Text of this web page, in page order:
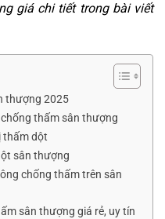
giá chi tiết trong bài viết
thượng 2025
thấm sân thượng
thấm dột
sân thượng
chống thấm trên sân
sân thượng giá rẻ, uy tín